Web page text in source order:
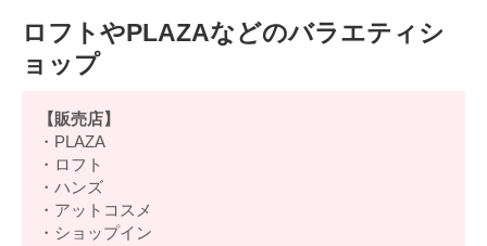
ロフトやPLAZAなどのバラエティシ
ョップ
【販売店】
・PLAZA
・ロフト
・ハンズ
・アットコスメ
・ショップイン